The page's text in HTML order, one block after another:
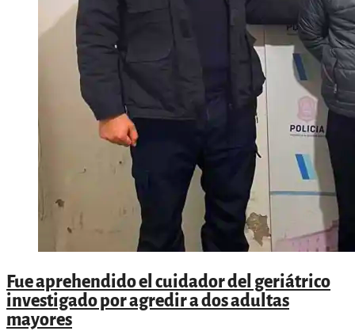
Fue aprehendido el cuidador del geriátrico
investigado por agredir a dos adultas
mayores